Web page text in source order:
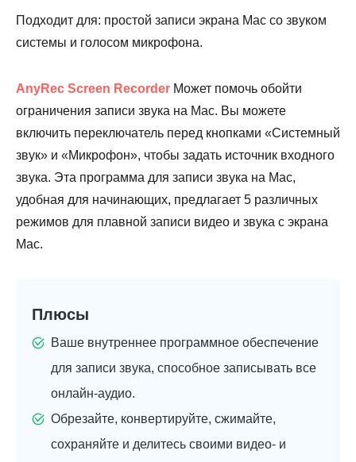
Подходит для: простой записи экрана Mac со звуком
системы и голосом микрофона.
AnyRec Screen Recorder Может помочь обойти
ограничения записи звука на Mac. Вы можете
включить переключатель перед кнопками «Системный
звук» и «Микрофон», чтобы задать источник входного
звука. Эта программа для записи звука на Mac,
удобная для начинающих, предлагает 5 различных
режимов для плавной записи видео и звука с экрана
Mac.
Плюсы
Ваше внутреннее программное обеспечение
для записи звука, способное записывать все
онлайн-аудио.
Обрезайте, конвертируйте, сжимайте,
сохраняйте и делитесь своими видео- и